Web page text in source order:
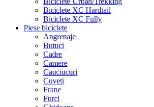
Biciclete XC Hardtail
Biciclete XC Fully
Piese biciclete
Angrenaje
Butuci
Cadre
Camere
Cauciucuri
Cuveti
Frane
Furci